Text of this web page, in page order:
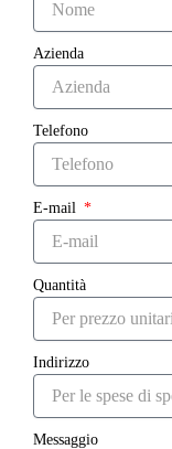
Azienda
Telefono
E-mail
Quantità
Indirizzo
Messaggio